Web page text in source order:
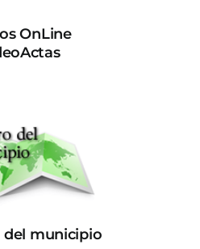
OnLine
del municipio